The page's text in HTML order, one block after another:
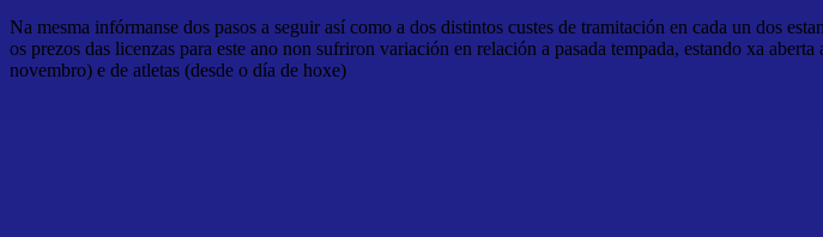
Na mesma infórmanse dos pasos a seguir así como a dos distintos custes de tramitación en cada un dos
os prezos das licenzas para este ano non sufriron variación en relación a pasada tempada, estando xa
novembro) e de atletas (desde o día de hoxe)